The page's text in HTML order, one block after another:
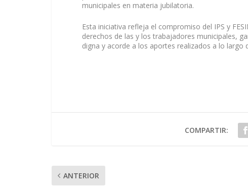
municipales en materia jubilatoria.
Esta iniciativa refleja el compromiso del IPS y
derechos de las y los trabajadores municipales,
digna y acorde a los aportes realizados a lo largo
COMPARTIR:
ANTERIOR